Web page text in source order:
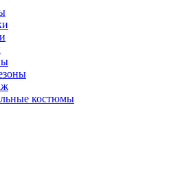
костюмы